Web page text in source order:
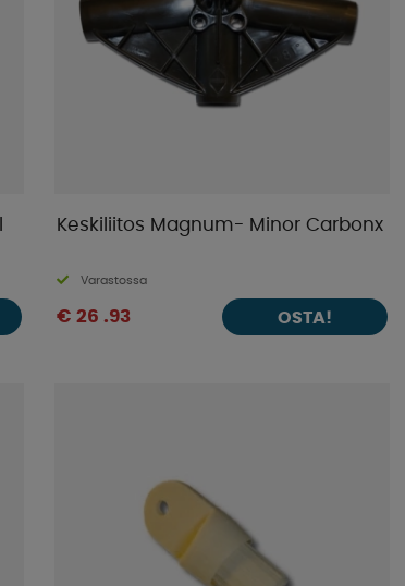
Keskiliitos Magnum- Minor Carbonx
Varastossa
€ 26 .93 OSTA!